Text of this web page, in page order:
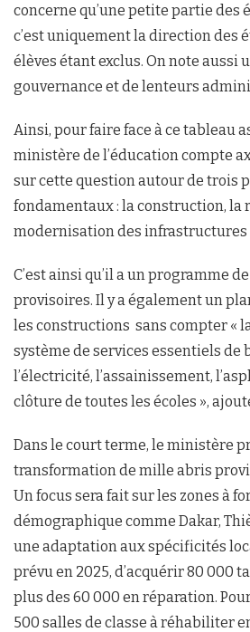
concerne qu’une petite partie des
c’est uniquement la direction des
élèves étant exclus. On note aussi
gouvernance et de lenteurs
Ainsi, pour faire face à ce tableau
ministère de l’éducation compte
sur cette question autour de trois
fondamentaux : la construction,
modernisation des infrastructures
C’est ainsi qu’il a un programme
provisoires. Il y a également un
les constructions sans compter «
système de services essentiels de
l’électricité, l’assainissement,
clôture de toutes les écoles »,
Dans le court terme, le ministère
transformation de mille abris
Un focus sera fait sur les zones à
démographique comme Dakar,
une adaptation aux spécificités
prévu en 2025, d’acquérir 80 000
plus des 60 000 en réparation.
500 salles de classe à réhabiliter